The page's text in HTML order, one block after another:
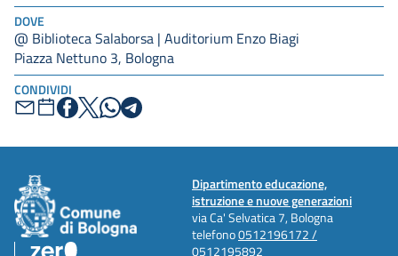
DOVE
@ Biblioteca Salaborsa | Auditorium Enzo Biagi
Piazza Nettuno 3, Bologna
CONDIVIDI
Dipartimento educazione,
istruzione e nuove generazioni
via Ca' Selvatica 7, Bologna
telefono0512196172 /
0512195892